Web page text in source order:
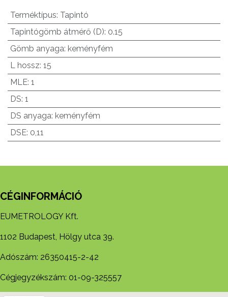
Terméktípus: Tapintó
Tapintógömb átmérő (D): 0.15
Gömb anyaga: keményfém
L hossz: 15
MLE: 1
DS: 1
DS anyaga: keményfém
DSE: 0,11
CÉGINFORMÁCIÓ
EUMETROLOGY Kft.
1102 Budapest, Hölgy utca 39.
Adószám: 26350415-2-42
Cégjegyzékszám: 01-09-325557